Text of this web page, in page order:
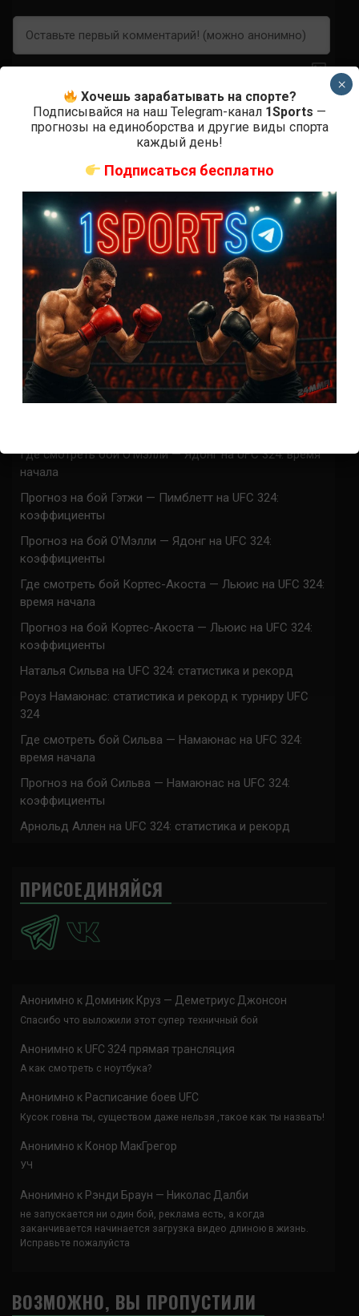
КОММЕНТАРИЕВ
СВЕЖИЕ ЗАПИСИ
ACA 200 прямая трансляция
Марафон боев UFC 325 прямая трансляция
UFC 324 прямая трансляция
Марафон боев UFC 324 прямая трансляция
Где смотреть бой О’Мэлли — Ядонг на UFC 324: время
начала
Прогноз на бой Гэтжи — Пимблетт на UFC 324:
коэффициенты
Прогноз на бой О’Мэлли — Ядонг на UFC 324:
коэффициенты
Где смотреть бой Кортес-Акоста — Льюис на UFC 324:
время начала
Прогноз на бой Кортес-Акоста — Льюис на UFC 324:
коэффициенты
Наталья Сильва на UFC 324: статистика и рекорд
Роуз Намаюнас: статистика и рекорд к турниру UFC
324
Где смотреть бой Сильва — Намаюнас на UFC 324:
время начала
Прогноз на бой Сильва — Намаюнас на UFC 324:
коэффициенты
Арнольд Аллен на UFC 324: статистика и рекорд
ПРИСОЕДИНЯЙСЯ
Анонимно к Доминик Круз — Деметриус Джонсон
Спасибо что выложили этот супер техничный бой
Анонимно к UFC 324 прямая трансляция
А как смотреть с ноутбука?
Анонимно к Расписание боев UFC
Кусок говна ты, существом даже нельзя ,такое как ты назвать!
Анонимно к Конор МакГрегор
УЧ
Анонимно к Рэнди Браун — Николас Далби
не запускается ни один бой, реклама есть, а когда
заканчивается начинается загрузка видео длиною в жизнь.
Исправьте пожалуйста
ВОЗМОЖНО, ВЫ ПРОПУСТИЛИ
Хочешь зарабатывать на спорте?
Подписывайся на наш Telegram-канал 1Sports —
прогнозы на единоборства и другие виды спорта
каждый день!
Подписаться бесплатно
×